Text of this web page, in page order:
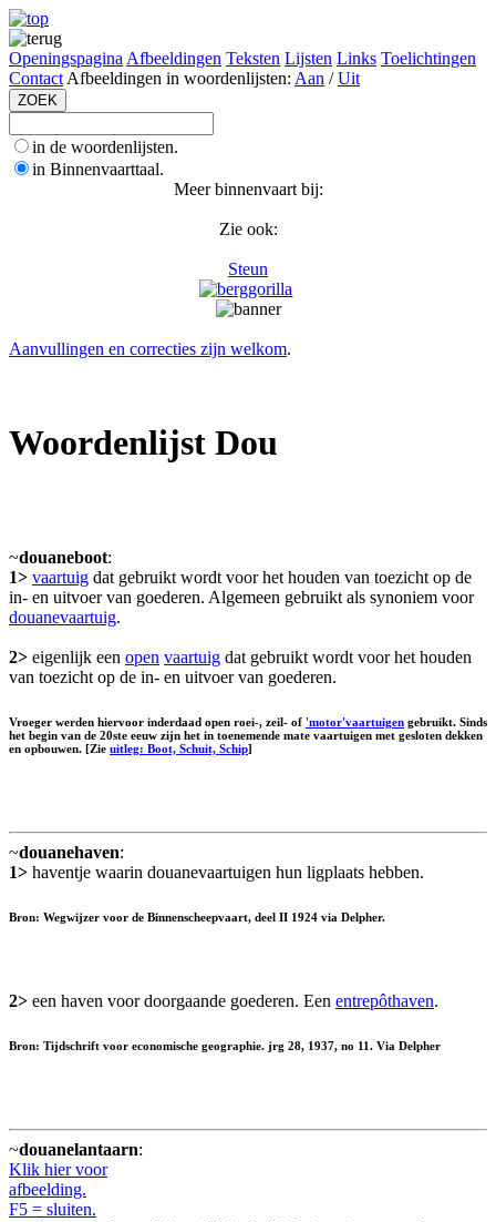
Openingspagina Afbeeldingen Teksten Lijsten Links Toelichtingen
Contact Afbeeldingen in woordenlijsten: Aan /Uit
in de woordenlijsten.
in Binnenvaarttaal.
Meer binnenvaart bij:
Zie ook:
Steun
Aanvullingen en correcties zijn welkom.
Woordenlijst Dou
~douaneboot:
1> vaartuig dat gebruikt wordt voor het houden van toezicht op de
in- en uitvoer van goederen. Algemeen gebruikt als synoniem voor
douanevaartuig.
2> eigenlijk een open vaartuig dat gebruikt wordt voor het houden
van toezicht op de in- en uitvoer van goederen.
Vroeger werden hiervoor inderdaad open roei-, zeil- of 'motor'vaartuigen gebruikt. Sinds
het begin van de 20ste eeuw zijn het in toenemende mate vaartuigen met gesloten dekken
en opbouwen. [Zie uitleg: Boot, Schuit, Schip]
~douanehaven:
1> haventje waarin douanevaartuigen hun ligplaats hebben.
Bron: Wegwijzer voor de Binnenscheepvaart, deel II 1924 via Delpher.
2> een haven voor doorgaande goederen. Een entrepôthaven.
Bron: Tijdschrift voor economische geographie. jrg 28, 1937, no 11. Via Delpher
~douanelantaarn:
Klik hier voor
afbeelding.
F5 = sluiten.